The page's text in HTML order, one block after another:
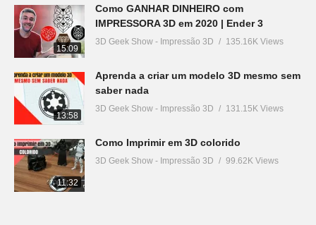
15:09
Como GANHAR DINHEIRO com
IMPRESSORA 3D em 2020 | Ender 3
3D Geek Show - Impressão 3D 135.16K Views
13:58
Aprenda a criar um modelo 3D mesmo sem
saber nada
3D Geek Show - Impressão 3D 131.15K Views
11:32
Como Imprimir em 3D colorido
3D Geek Show - Impressão 3D 99.62K Views